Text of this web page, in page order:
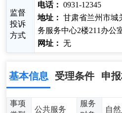
监督
投诉
方式
电话： 0931-12345
地址： 甘肃省兰州市城
务服务中心2楼211办公
网址： 无
基本信息 受理条件 申
事项
公共服务
服务
自然